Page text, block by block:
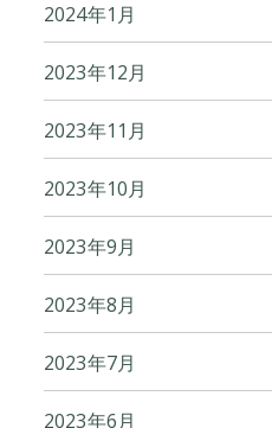
2024年1月
2023年12月
2023年11月
2023年10月
2023年9月
2023年8月
2023年7月
2023年6月